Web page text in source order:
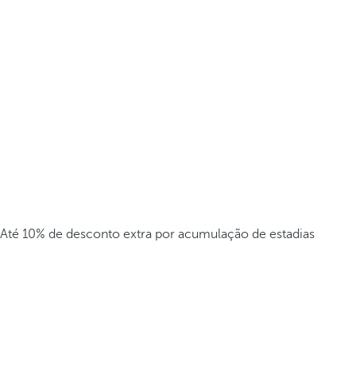
Até 10% de desconto extra por acumulação de estadias